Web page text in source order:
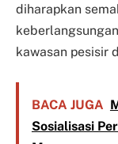
diharapkan
kawasan pesisir
BACA JUGA
Sosialisasi